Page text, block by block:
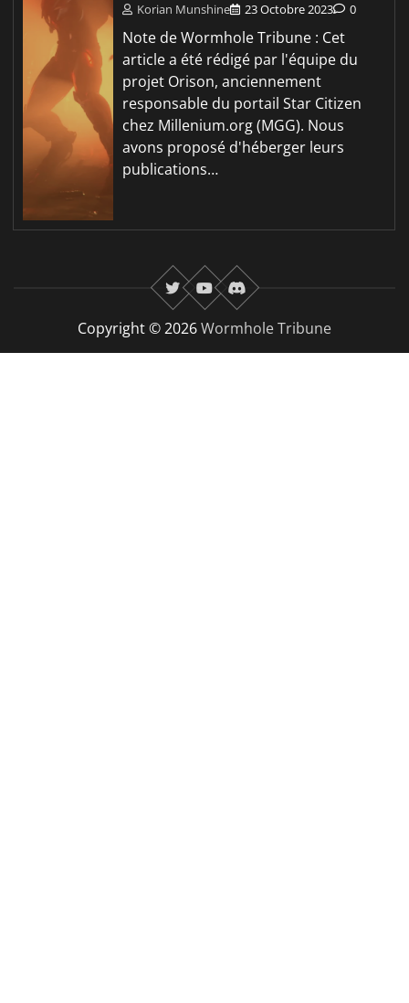
Korian Munshine 23 Octobre 2023 0
Note de Wormhole Tribune : Cet
article a été rédigé par l'équipe du
projet Orison, anciennement
responsable du portail Star Citizen
chez Millenium.org (MGG). Nous
avons proposé d'héberger leurs
publications…
twitteryoutubeDiscord
Copyright © 2026Wormhole Tribune